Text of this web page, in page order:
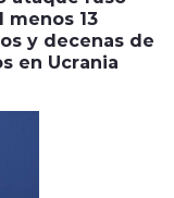
menos 13
y decenas de
en Ucrania